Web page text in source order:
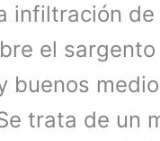
infiltración
el
buenos
trata de un